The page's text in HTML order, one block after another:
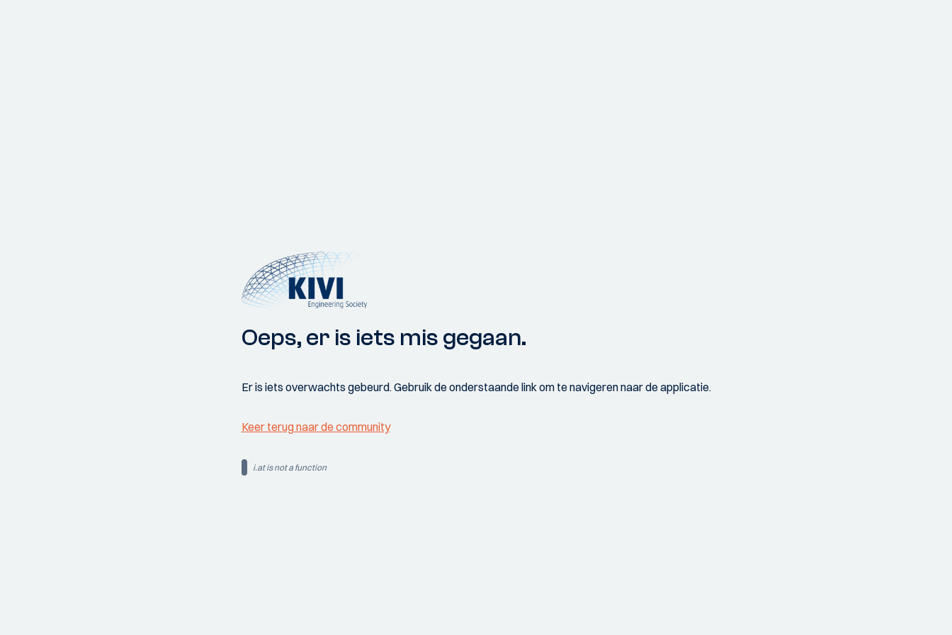
Oeps, er is iets mis gegaan.
Er is iets overwachts gebeurd. Gebruik de onderstaande link om te navigeren naar de applicatie.
Keer terug naar de community
i.at is not a function